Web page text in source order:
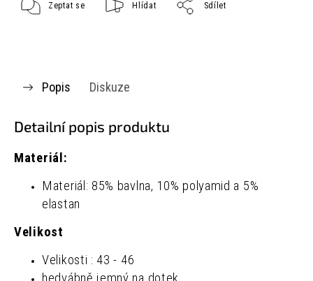
Zeptat se Hlídat Sdílet
Popis Diskuze
Detailní popis produktu
Materiál:
Materiál: 85% bavlna, 10% polyamid a 5%
elastan
Velikost
Velikosti : 43 - 46